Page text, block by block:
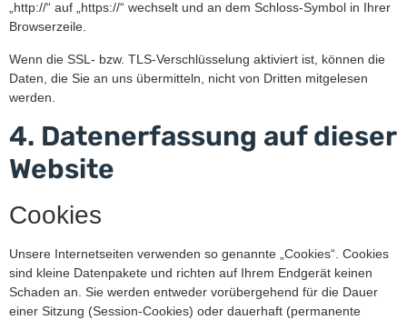
„http://“ auf „https://“ wechselt und an dem Schloss-Symbol in Ihrer
Browserzeile.
Wenn die SSL- bzw. TLS-Verschlüsselung aktiviert ist, können die
Daten, die Sie an uns übermitteln, nicht von Dritten mitgelesen
werden.
4. Datenerfassung auf dieser
Website
Cookies
Unsere Internetseiten verwenden so genannte „Cookies“. Cookies
sind kleine Datenpakete und richten auf Ihrem Endgerät keinen
Schaden an. Sie werden entweder vorübergehend für die Dauer
einer Sitzung (Session-Cookies) oder dauerhaft (permanente